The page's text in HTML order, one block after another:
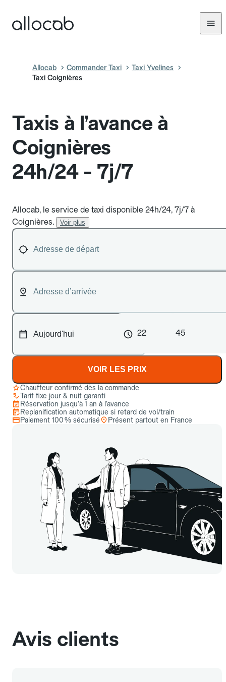
Allocab Commander Taxi
Taxi Yvelines
Taxi Coignières
Taxis à l’avance à
Coignières
24h/24 - 7j/7
Allocab, le service de taxi disponible 24h/24, 7j/7 à
Coignières.
Voir plus
22 45
VOIR LES PRIX
Chauffeur confirmé dès la commande
Tarif fixe jour & nuit garanti
Réservation jusqu’à 1 an à l’avance
Replanification automatique si retard de vol/train
Paiement 100 % sécurisé
Présent partout en France
Avis clients